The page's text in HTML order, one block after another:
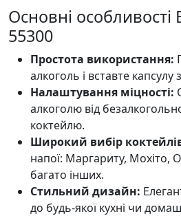
Основні особливості
55300
Простота використання:
алкоголь і вставте капсулу
Налаштування міцності:
алкоголю від
коктейлю.
Широкий вибір
напої: Маргариту, Мохіто,
багато інших.
Стильний дизайн:
до будь-якої кухні чи